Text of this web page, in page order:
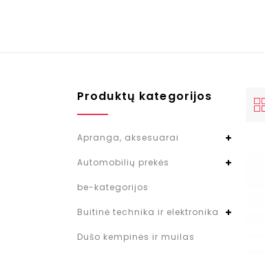
Produktų kategorijos
Apranga, aksesuarai
Automobilių prekės
be-kategorijos
Buitinė technika ir elektronika
Dušo kempinės ir muilas